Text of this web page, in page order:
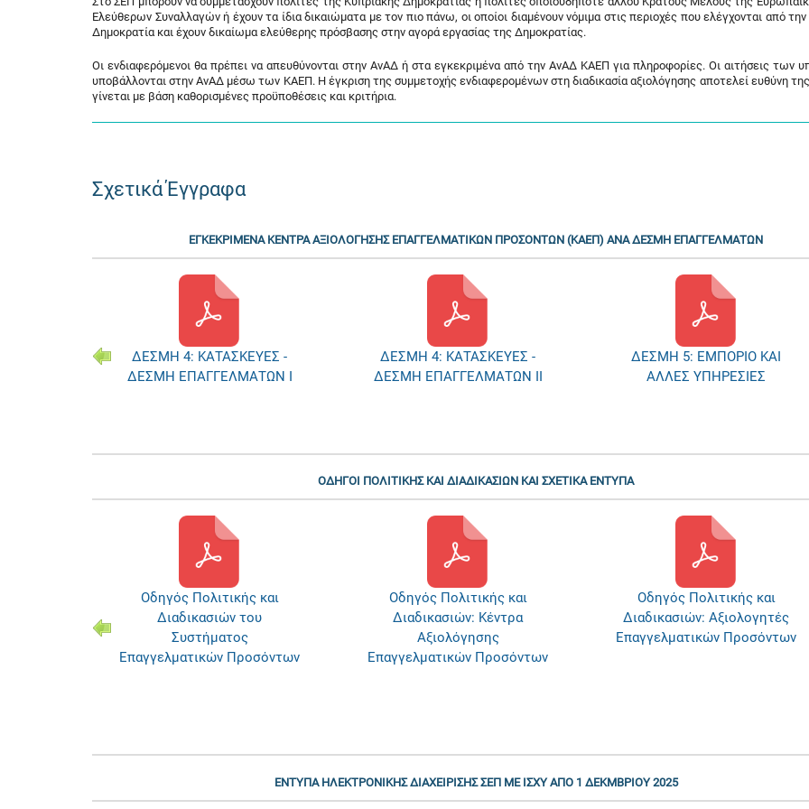
Ελεύθερων Συναλλαγών ή έχουν τα ίδια δικαιώματα με τον πιο πάνω, οι οποίοι διαμένουν νόμιμα στις περιοχές που ελέγχονται από
Δημοκρατία και έχουν δικαίωμα ελεύθερης πρόσβασης στην αγορά εργασίας της Δημοκρατίας.
Οι ενδιαφερόμενοι θα πρέπει να απευθύνονται στην ΑνΑΔ ή στα εγκεκριμένα από την ΑνΑΔ ΚΑΕΠ για πληροφορίες. Οι αιτήσεις των
υποβάλλονται στην ΑνΑΔ μέσω των ΚΑΕΠ. Η έγκριση της συμμετοχής ενδιαφερομένων στη διαδικασία αξιολόγησης αποτελεί ευθύνη
γίνεται με βάση καθορισμένες προϋποθέσεις και κριτήρια.
Σχετικά Έγγραφα
ΕΓΚΕΚΡΙΜΕΝΑ ΚΕΝΤΡΑ ΑΞΙΟΛΟΓΗΣΗΣ ΕΠΑΓΓΕΛΜΑΤΙΚΩΝ ΠΡΟΣΟΝΤΩΝ (ΚΑΕΠ) ΑΝΑ ΔΕΣΜΗ ΕΠΑΓΓΕΛΜΑΤΩΝ
ΔΕΣΜΗ 4: ΚΑΤΑΣΚΕΥΕΣ -
ΔΕΣΜΗ ΕΠΑΓΓΕΛΜΑΤΩΝ ΙΙ
ΔΕΣΜΗ 5: ΕΜΠΟΡΙΟ ΚΑΙ
ΑΛΛΕΣ ΥΠΗΡΕΣΙΕΣ
ΔΕΣΜΗ 6: ΕΠΙΔΙΟΡΘΩΣΗ
ΟΧΗΜΑΤΩΝ ΚΑΙ ΣΥΣΚΕΥΩΝ
ΟΔΗΓΟΙ ΠΟΛΙΤΙΚΗΣ ΚΑΙ ΔΙΑΔΙΚΑΣΙΩΝ ΚΑΙ ΣΧΕΤΙΚΑ ΕΝΤΥΠΑ
Οδηγός Πολιτικής και
Διαδικασιών: Κέντρα
Αξιολόγησης
Επαγγελματικών Προσόντων
Οδηγός Πολιτικής και
Διαδικασιών: Αξιολογητές
Επαγγελματικών Προσόντων
Δείγμα Συμφωνίας: Κέντρα
Αξιολόγησης
Επαγγελματικών Προσόντων
ΕΝΤΥΠΑ ΗΛΕΚΤΡΟΝΙΚΗΣ ΔΙΑΧΕΙΡΙΣΗΣ ΣΕΠ ΜΕ ΙΣΧΥ ΑΠΟ 1 ΔΕΚΜΒΡΙΟΥ 2025